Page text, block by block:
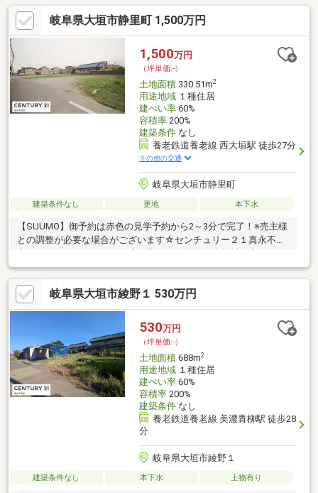
宅・建物建築等、取扱い物件が多いので、どんなお客様にも幅広
いご提案が可能です。〇無料住宅ローン相談できます！ 住宅ロ
ーンで不安のある方、自営業の方、現在他の借り入れがある方、
お気軽にご相談ください。弊社は融資相談にかかる費用は一切い
ただきません。営業時間9：30～18：00 (定休日：水曜日)
岐阜県大垣市静里町 1,500万円
1,500万円
（坪単価:-）
土地面積330.51m2
用途地域１種住居
建ぺい率60%
容積率200%
建築条件なし
養老鉄道養老線 西大垣駅 徒歩27分
その他の交通
岐阜県大垣市静里町
建築条件なし 更地 本下水
【SUUMO】御予約は赤色の見学予約から2～3分で完了！※売主様
との調整が必要な場合がございます☆センチュリー２１真永不動
相談できます！〇地域最大級の営業スタッフ数！〇キッズスペー
ス完備！〇不動産以外の知識も豊富です！営業時間9：30～18：
00 (定休日：水曜日)この時間帯はお電話でのお問い合わせがス
ムーズにご案内できます。
岐阜県大垣市綾野１ 530万円
530万円
（坪単価:-）
土地面積688m2
用途地域１種住居
建ぺい率60%
容積率200%
建築条件なし
養老鉄道養老線 美濃青柳駅 徒歩28
分
岐阜県大垣市綾野１
建築条件なし 本下水 上物有り